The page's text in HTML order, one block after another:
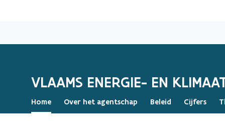
VLAAMS ENERGIE- EN
Home Over het agentschap Beleid Cijfers